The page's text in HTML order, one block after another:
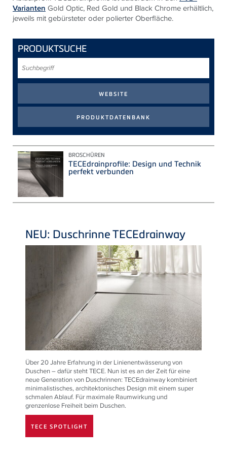
Varianten Gold Optic, Red Gold und Black Chrome erhältlich,
jeweils mit gebürsteter oder polierter Oberfläche.
PRODUKTSUCHE
BROSCHÜREN
TECEdrainprofile: Design und Technik
perfekt verbunden
NEU: DuschrinneTECEdrainway
Über 20 Jahre Erfahrung in der Linienentwässerung von
Duschen – dafür stehtTECE. Nun ist es an der Zeit für eine
neue Generation von Duschrinnen: TECEdrainway kombiniert
minimalistisches, architektonisches Design mit einem super
schmalen Ablauf. Für maximale Raumwirkung und
grenzenlose Freiheit beim Duschen.
TECE SPOTLIGHT